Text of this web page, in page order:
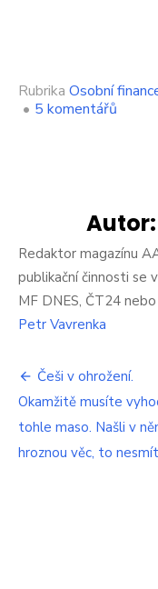
Rubrika Osobní
• 5 komentářů
se
řítí
hrozná
věc.
banka
tady
Tohle
už
nás
Autor:
Redaktor magazínu
publikační činnosti se
MF DNES, ČT24
Petr Vavrenka
Navigace
pro
příspěvek
Češi v ohrožení.
Okamžitě musíte
tohle maso. Našli v
hroznou věc, to